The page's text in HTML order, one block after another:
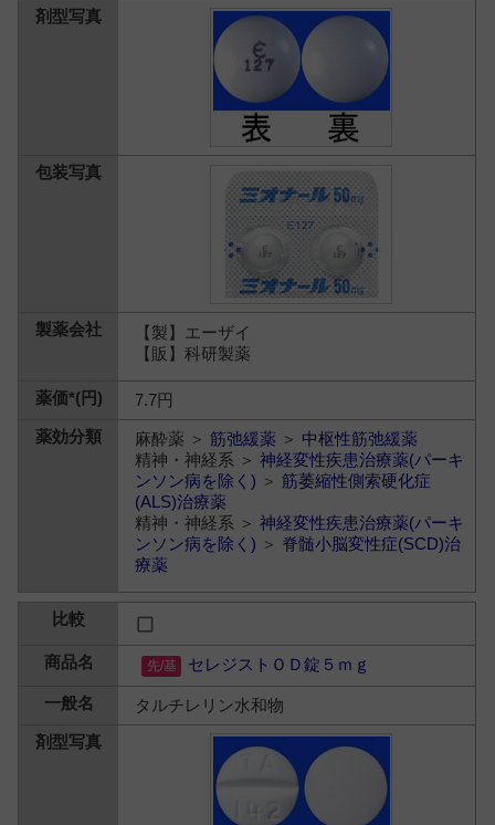
【製】エーザイ
【販】科研製薬
7.7円
麻酔薬 ＞ 筋弛緩薬 ＞ 中枢性筋弛緩薬
精神・神経系 ＞神経変性疾患治療薬(パーキ
ンソン病を除く) ＞ 筋萎縮性側索硬化症
(ALS)治療薬
精神・神経系 ＞神経変性疾患治療薬(パーキ
ンソン病を除く) ＞ 脊髄小脳変性症(SCD)治
療薬
セレジストＯＤ錠５ｍｇ
タルチレリン水和物